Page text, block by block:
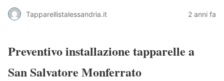
Tapparellistalessandria.it 2 anni fa
Preventivo installazione tapparelle a
San Salvatore Monferrato